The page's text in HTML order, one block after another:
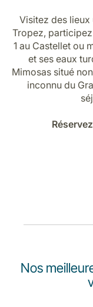
Visitez des
Tropez,
1 au Castellet ou
et ses eaux
Mimosas situé
inconnu du
Nos